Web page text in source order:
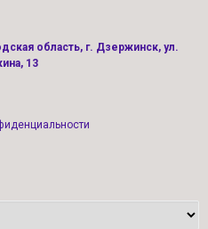
область, г. Дзержинск, ул.
13